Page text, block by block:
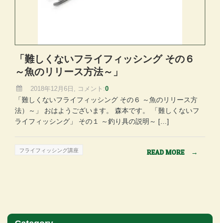
「難しくないフライフィッシング その６
～魚のリリース方法～」
2018年12月6日, コメント:0
「難しくないフライフィッシング その６ ～魚のリリース方
法）～」 おはようございます。 森本です。 「難しくないフ
ライフィッシング」 その１ ～釣り具の説明～ […]
フライフィッシング講座 READ MORE →